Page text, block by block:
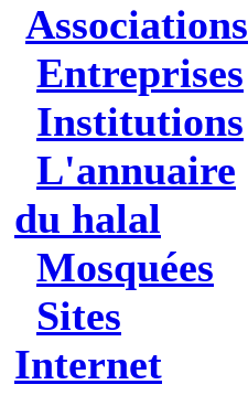
Associations
Entreprises
Institutions
L'annuaire
du halal
Mosquées
Sites
Internet